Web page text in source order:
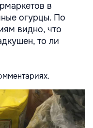
в
огурцы. По
видно, что
то ли